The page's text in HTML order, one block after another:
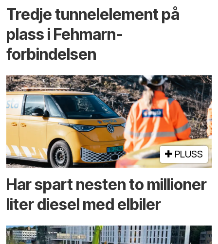
Tredje tunnel­element på
plass i Fehmarn-
forbindelsen
PLUSS
Har spart nesten to millioner
liter diesel med elbiler